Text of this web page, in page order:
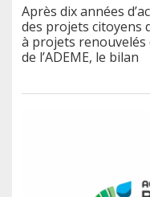
Après dix années
des projets citoyens
à projets renouvelés
de l’ADEME, le bilan